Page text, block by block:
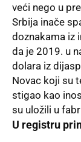
veći nego u
Srbija inače
doznakama iz
da je 2019. u
dolara iz
Novac koji su
stigao kao
su uložili u
U registru